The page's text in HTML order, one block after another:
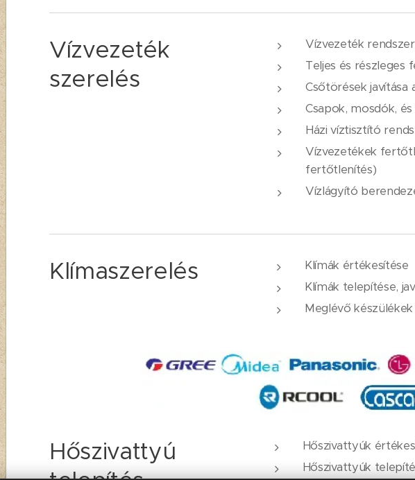
Vízvezeték
szerelés
Vízvezeték
Teljes és részleges
Csőtörések javítása
Csapok, mosdók,
Házi víztisztító
Vízvezetékek
fertőtlenítés)
Vízlágyító
Klímaszerelés
Klímák értékesítése
Klímák telepítése,
Meglévő
Hőszivattyú
Hőszivattyúk
Hőszivattyúk